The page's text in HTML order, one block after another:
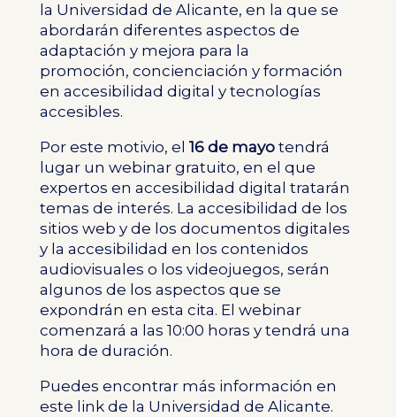
la Universidad de Alicante, en la que se
abordarán diferentes aspectos de
adaptación y mejora para la
promoción, concienciación y formación
en accesibilidad digital y tecnologías
accesibles.
Por este motivio, el 16 de mayo tendrá
lugar un webinar gratuito, en el que
expertos en accesibilidad digital tratarán
temas de interés. La accesibilidad de los
sitios web y de los documentos digitales
y la accesibilidad en los contenidos
audiovisuales o los videojuegos, serán
algunos de los aspectos que se
expondrán en esta cita. El webinar
comenzará a las 10:00 horas y tendrá una
hora de duración.
Puedes encontrar más información en
este link de la Universidad de Alicante.